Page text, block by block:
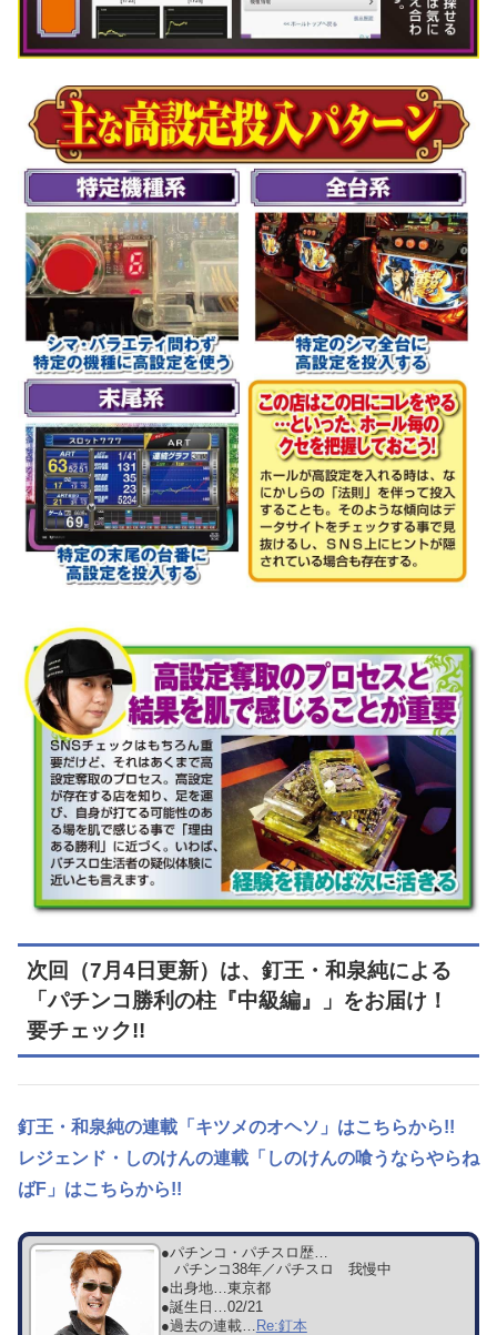
次回（7月4日更新）は、釘王・和泉純による
「パチンコ勝利の柱『中級編』」をお届け！
要チェック!!
釘王・和泉純の連載「キツメのオヘソ」はこちらから!!
レジェンド・しのけんの連載「しのけんの喰うならやらね
ばF」はこちらから!!
●パチンコ・パチスロ歴…
パチンコ38年／パチスロ 我慢中
●出身地…東京都
●誕生日…02/21
●過去の連載… Re:釘本